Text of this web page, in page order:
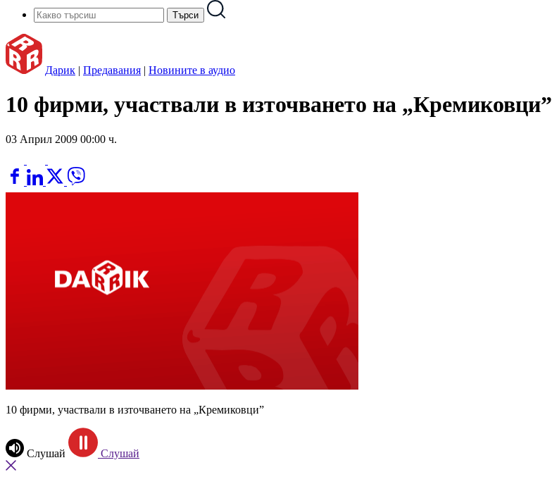
Дарик | Предавания | Новините в аудио
10 фирми, участвали в източването на „Кремиковци”
03 Април 2009 00:00 ч.
10 фирми, участвали в източването на „Кремиковци”
Слушай Слушай